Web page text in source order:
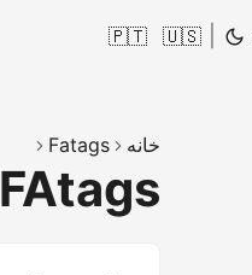
🇺🇸
🇵🇹
خانه Fatags
FAtags/مالی